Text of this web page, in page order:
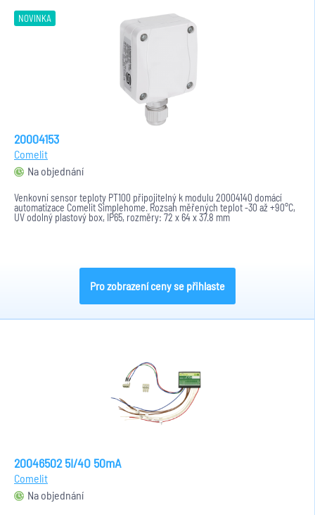
NOVINKA
20004153
Comelit
Na objednání
Venkovní sensor teploty PT100 připojitelný k modulu 20004140 domácí
automatizace Comelit Simplehome. Rozsah měřených teplot -30 až +90°C,
UV odolný plastový box, IP65, rozměry: 72 x 64 x 37.8 mm
Pro zobrazení ceny se přihlaste
20046502 5I/4O 50mA
Comelit
Na objednání